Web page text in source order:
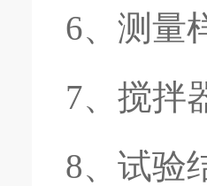
6、测量
7、搅
8、试验